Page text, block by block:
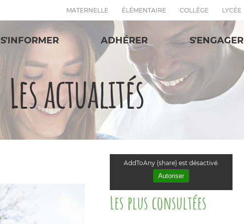
MATERNELLE ÉLÉMENTAIRE COLLÈGE LYCÉE
S'INFORMER ADHÉRER S'ENGAGER
Les actualités
AddToAny (share) est désactivé.
Autoriser
Les plus consultées